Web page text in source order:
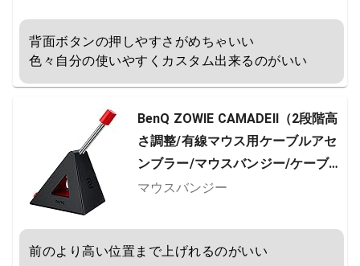
背面ボタンの押しやすさがめちゃいい
色々自分の使いやすくカスタム出来るのがいい
BenQ ZOWIE CAMADEⅡ（2段階高
さ調整/有線マウス用ケーブルアセ
ンブラー/マウスバンジー/ケーブル
マネージメント/マウスコードホー
マウスバンジー
前のより高い位置まで上げれるのがいい